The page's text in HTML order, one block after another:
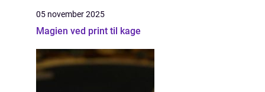
05 november 2025
Magien ved print til kage